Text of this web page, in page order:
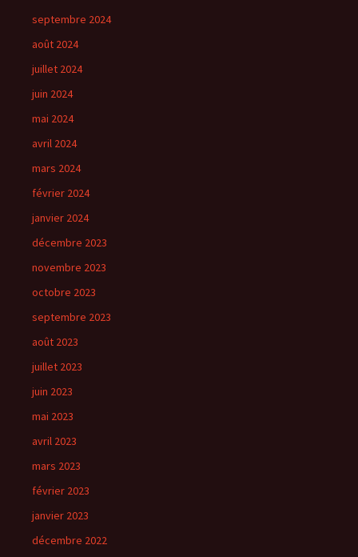
septembre 2024
août 2024
juillet 2024
juin 2024
mai 2024
avril 2024
mars 2024
février 2024
janvier 2024
décembre 2023
novembre 2023
octobre 2023
septembre 2023
août 2023
juillet 2023
juin 2023
mai 2023
avril 2023
mars 2023
février 2023
janvier 2023
décembre 2022